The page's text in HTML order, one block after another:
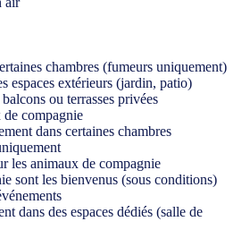
chambres (fumeurs uniquement)
espaces extérieurs (jardin, patio)
ou terrasses privées
compagnie
dans certaines chambres
les animaux de compagnie
sont les bienvenus (sous conditions)
dans des espaces dédiés (salle de